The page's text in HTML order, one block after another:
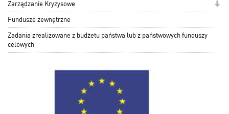
Zarządzanie Kryzysowe
Fundusze zewnętrzne
Zadania zrealizowane z budżetu państwa lub z państwowych funduszy
celowych